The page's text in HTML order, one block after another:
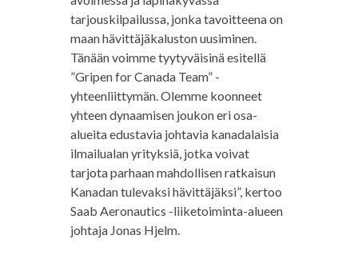
tarjouskilpailussa, jonka tavoitteena on
maan hävittäjäkaluston uusiminen.
Tänään voimme tyytyväisinä esitellä
”Gripen for Canada Team” -
yhteenliittymän. Olemme koonneet
yhteen dynaamisen joukon eri osa-
alueita edustavia johtavia kanadalaisia
ilmailualan yrityksiä, jotka voivat
tarjota parhaan mahdollisen ratkaisun
Kanadan tulevaksi hävittäjäksi”, kertoo
Saab Aeronautics -liiketoiminta-alueen
johtaja Jonas Hjelm.